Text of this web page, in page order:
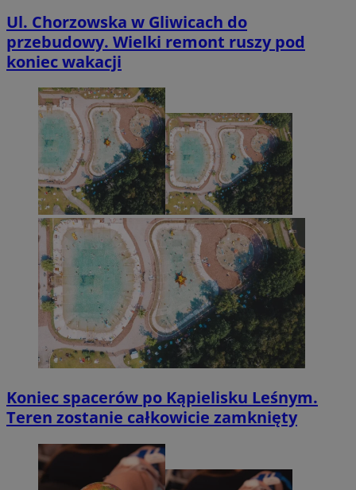
Ul. Chorzowska w Gliwicach do
przebudowy. Wielki remont ruszy pod
koniec wakacji
Koniec spacerów po Kąpielisku Leśnym.
Teren zostanie całkowicie zamknięty